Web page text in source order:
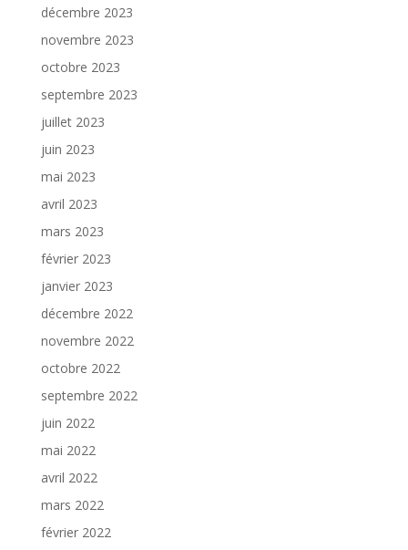
décembre 2023
novembre 2023
octobre 2023
septembre 2023
juillet 2023
juin 2023
mai 2023
avril 2023
mars 2023
février 2023
janvier 2023
décembre 2022
novembre 2022
octobre 2022
septembre 2022
juin 2022
mai 2022
avril 2022
mars 2022
février 2022